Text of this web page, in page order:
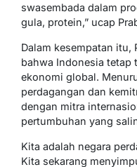
swasembada dalam
gula, protein,” ucap
Dalam kesempatan itu,
bahwa Indonesia tetap
ekonomi global.
perdagangan dan
dengan mitra
pertumbuhan yang
Kita adalah negara
Kita sekarang